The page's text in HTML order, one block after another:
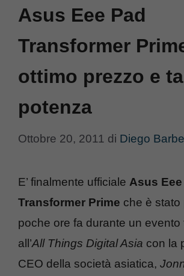
Asus Eee Pad
Transformer
ottimo prezzo e
potenza
Ottobre 20, 2011 di Diego
E’ finalmente ufficiale Asus
Transformer Prime che è stato
poche ore fa durante un evento
all’All Things Digital Asia con la
CEO della società asiatica,